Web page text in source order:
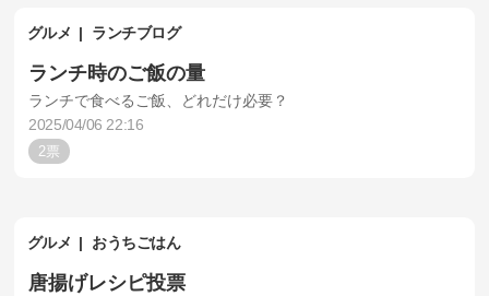
グルメ ランチブログ
ランチ時のご飯の量
ランチで食べるご飯、どれだけ必要？
2025/04/06 22:16
2
グルメ おうちごはん
唐揚げレシピ投票